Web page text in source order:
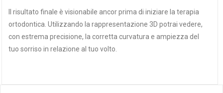
Il risultato finale è visionabile ancor prima di iniziare la terapia
ortodontica. Utilizzando la rappresentazione 3D potrai vedere,
con estrema precisione, la corretta curvatura e ampiezza del
tuo sorriso in relazione al tuo volto.